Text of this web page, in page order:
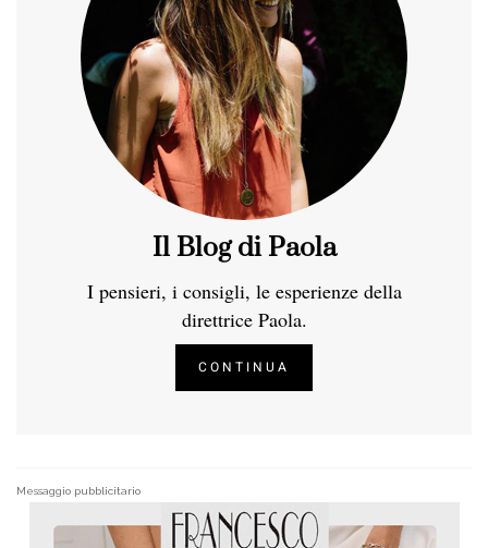
Il Blog di Paola
I pensieri, i consigli, le esperienze della
direttrice Paola.
CONTINUA
Messaggio pubblicitario